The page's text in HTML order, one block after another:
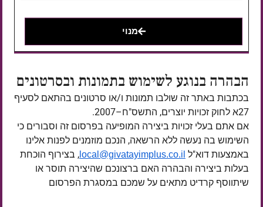
מנוי
הבהרה בנוגע לשימוש בתמונות ובסרטונים
בכתבות באתר זה שולבו תמונות ו/או סרטונים בהתאם לסעיף
27א לחוק זכויות יוצרים, התשס"ח–2007.
אם אתם בעלי זכויות ביצירה המופיעה בפרסום זה וסבורים כי
השימוש בה נעשה ללא הרשאה, הנכם מוזמנים לפנות אלינו
באמצעות דוא"ל local@givatayimplus.co.il , בצירוף הוכחת
בעלות ביצירה והבהרה האם ברצונכם שהיצירה תוסר או
שיתווסף קרדיט מתאים על שמכם במסגרת הפרסום